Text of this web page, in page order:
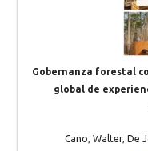
Gobernanza forestal
global de
Cano, Walter, De